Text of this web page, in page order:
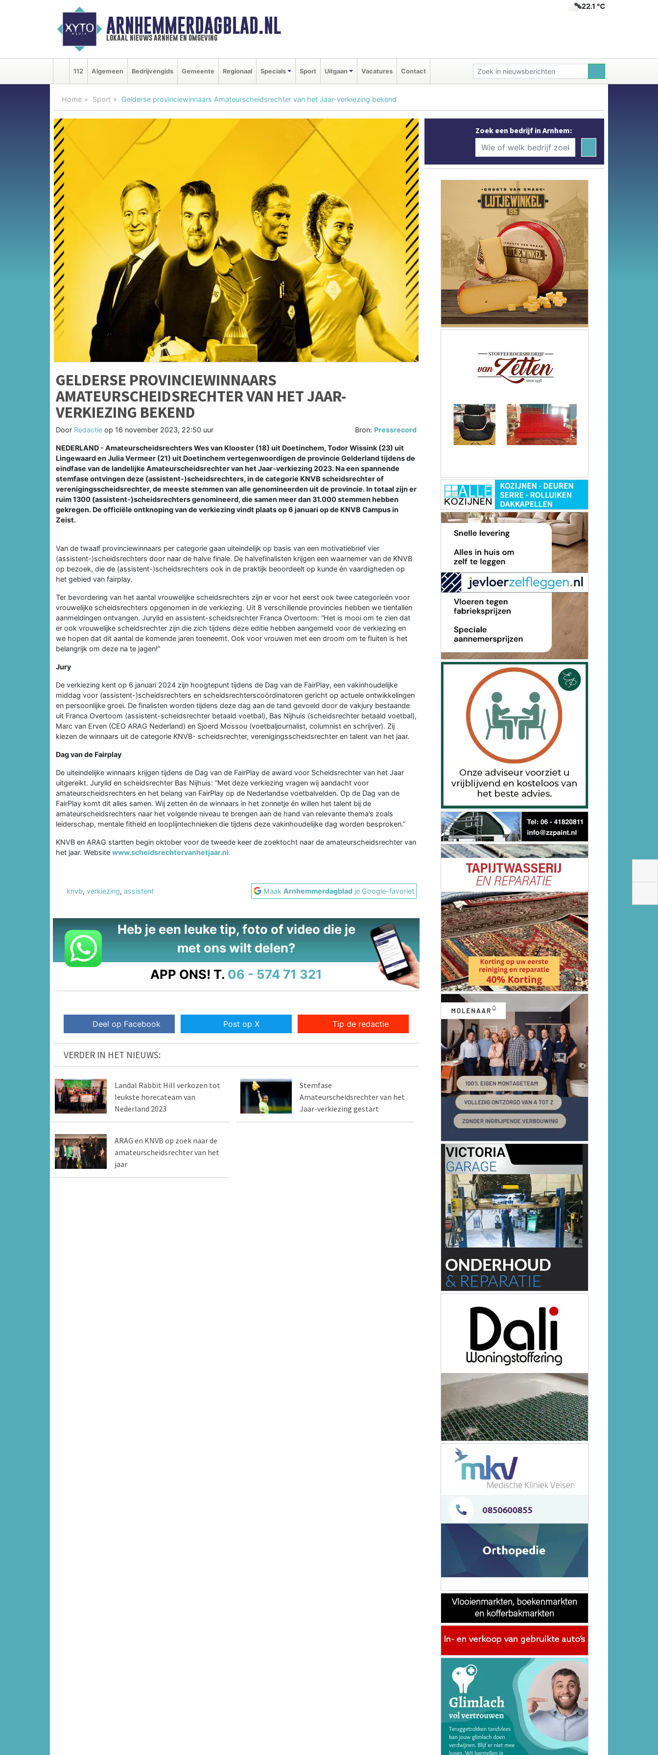
ARNHEMMERDAGBLAD.NL
lokaal nieuws arnhem en omgeving
22.1 ℃
112 Algemeen Bedrijvengids Gemeente Regionaal Specials Sport Uitgaan Vacatures Contact
Home Sport Gelderse provinciewinnaars Amateurscheidsrechter van het Jaar-verkiezing bekend
GELDERSE PROVINCIEWINNAARS
AMATEURSCHEIDSRECHTER VAN HET JAAR-
VERKIEZING BEKEND
Door Redactie op 16 november 2023, 22:50 uur Bron: Pressrecord
NEDERLAND - Amateurscheidsrechters Wes van Klooster (18) uit Doetinchem, Todor Wissink (23) uit
Lingewaard en Julia Vermeer (21) uit Doetinchem vertegenwoordigen de provincie Gelderland tijdens de
eindfase van de landelijke Amateurscheidsrechter van het Jaar-verkiezing 2023. Na een spannende
stemfase ontvingen deze (assistent-)scheidsrechters, in de categorie KNVB scheidsrechter of
verenigingsscheidsrechter, de meeste stemmen van alle genomineerden uit de provincie. In totaal zijn er
ruim 1300 (assistent-)scheidsrechters genomineerd, die samen meer dan 31.000 stemmen hebben
gekregen. De officiële ontknoping van de verkiezing vindt plaats op 6 januari op de KNVB Campus in
Zeist.
Van de twaalf provinciewinnaars per categorie gaan uiteindelijk op basis van een motivatiebrief vier
(assistent-)scheidsrechters door naar de halve finale. De halvefinalisten krijgen een waarnemer van de KNVB
op bezoek, die de (assistent-)scheidsrechters ook in de praktijk beoordeelt op kunde én vaardigheden op
het gebied van fairplay.
Ter bevordering van het aantal vrouwelijke scheidsrechters zijn er voor het eerst ook twee categorieën voor
vrouwelijke scheidsrechters opgenomen in de verkiezing. Uit 8 verschillende provincies hebben we tientallen
aanmeldingen ontvangen. Jurylid en assistent-scheidsrechter Franca Overtoom: “Het is mooi om te zien dat
er ook vrouwelijke scheidsrechter zijn die zich tijdens deze editie hebben aangemeld voor de verkiezing en
we hopen dat dit aantal de komende jaren toeneemt. Ook voor vrouwen met een droom om te fluiten is het
belangrijk om deze na te jagen!”
Jury
De verkiezing kent op 6 januari 2024 zijn hoogtepunt tijdens de Dag van de FairPlay, een vakinhoudelijke
middag voor (assistent-)scheidsrechters en scheidsrechterscoördinatoren gericht op actuele ontwikkelingen
en persoonlijke groei. De finalisten worden tijdens deze dag aan de tand gevoeld door de vakjury bestaande
uit Franca Overtoom (assistent-scheidsrechter betaald voetbal), Bas Nijhuis (scheidsrechter betaald voetbal),
Marc van Erven (CEO ARAG Nederland) en Sjoerd Mossou (voetbaljournalist, columnist en schrijver). Zij
kiezen de winnaars uit de categorie KNVB- scheidsrechter, verenigingsscheidsrechter en talent van het jaar.
Dag van de Fairplay
De uiteindelijke winnaars krijgen tijdens de Dag van de FairPlay de award voor Scheidsrechter van het Jaar
uitgereikt. Jurylid en scheidsrechter Bas Nijhuis: “Met deze verkiezing vragen wij aandacht voor
amateurscheidsrechters en het belang van FairPlay op de Nederlandse voetbalvelden. Op de Dag van de
FairPlay komt dit alles samen. Wij zetten én de winnaars in het zonnetje én willen het talent bij de
amateurscheidsrechters naar het volgende niveau te brengen aan de hand van relevante thema’s zoals
leiderschap, mentale fitheid en looplijntechnieken die tijdens deze vakinhoudelijke dag worden besproken.”
KNVB en ARAG startten begin oktober voor de tweede keer de zoektocht naar de amateurscheidsrechter van
het jaar. Website www.scheidsrechtervanhetjaar.nl.
knvb, verkiezing, assistent MaakArnhemmerdagblad je Google-favoriet
Heb je een leuke tip, foto of video die je
met ons wilt delen?
APP ONS! T. 06 - 574 71 321
Deel op Facebook Post op X Tip de redactie
VERDER IN HET NIEUWS:
Landal Rabbit Hill verkozen tot
leukste horecateam van
Nederland 2023
Stemfase
Amateurscheidsrechter van het
Jaar-verkiezing gestart
ARAG en KNVB op zoek naar de
amateurscheidsrechter van het
jaar
Zoek een bedrijf in Arnhem: